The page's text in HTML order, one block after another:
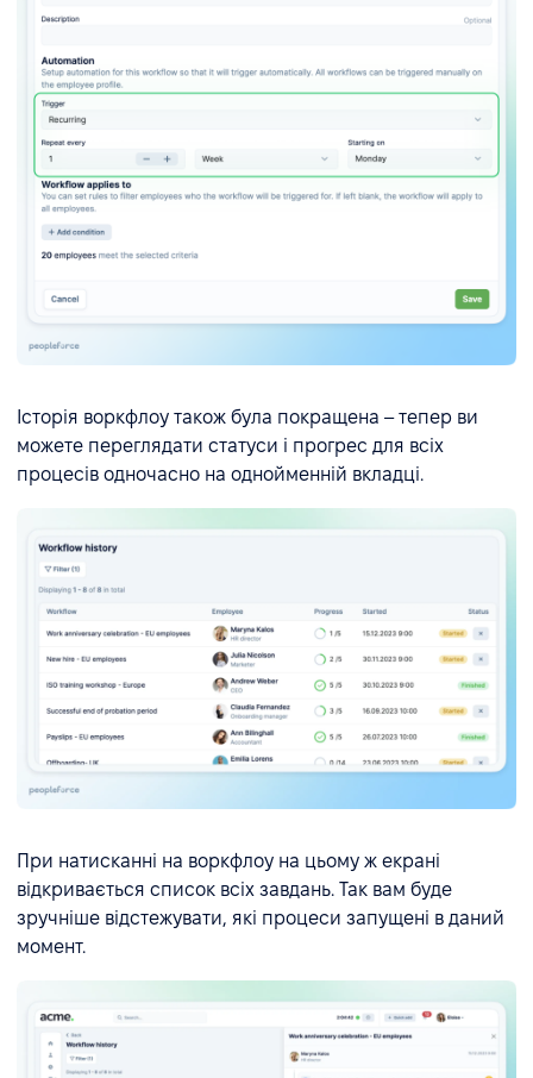
Історія воркфлоу також була покращена – тепер ви
можете переглядати статуси і прогрес для всіх
процесів одночасно на однойменній вкладці.
При натисканні на воркфлоу на цьому ж екрані
відкривається список всіх завдань. Так вам буде
зручніше відстежувати, які процеси запущені в даний
момент.